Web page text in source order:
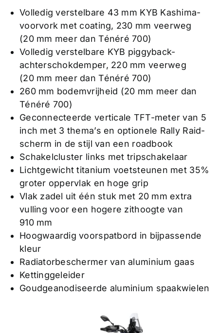
Volledig verstelbare 43 mm KYB Kashima-
voorvork met coating, 230 mm veerweg
(20 mm meer dan Ténéré 700)
Volledig verstelbare KYB piggyback-
achterschokdemper, 220 mm veerweg
(20 mm meer dan Ténéré 700)
260 mm bodemvrijheid (20 mm meer dan
Ténéré 700)
Geconnecteerde verticale TFT-meter van 5
inch met 3 thema’s en optionele Rally Raid-
scherm in de stijl van een roadbook
Schakelcluster links met tripschakelaar
Lichtgewicht titanium voetsteunen met 35%
groter oppervlak en hoge grip
Vlak zadel uit één stuk met 20 mm extra
vulling voor een hogere zithoogte van
910 mm
Hoogwaardig voorspatbord in bijpassende
kleur
Radiatorbeschermer van aluminium gaas
Kettinggeleider
Goudgeanodiseerde aluminium spaakwielen